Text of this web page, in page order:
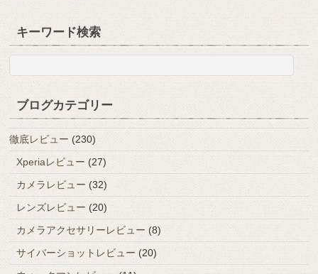
キーワード検索
ブログカテゴリー
徹底レビュー (230)
Xperiaレビュー (27)
カメラレビュー (32)
レンズレビュー (20)
カメラアクセサリーレビュー (8)
サイバーショットレビュー (20)